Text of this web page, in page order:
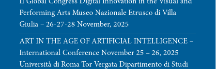
Performing Arts Museo Nazionale Etrusco di Villa
Giulia – 26-27-28 November, 2025
ART IN THE AGE OF ARTIFICIAL INTELLIGENCE –
International Conference November 25 – 26, 2025
Università di Roma Tor Vergata Dipartimento di Studi